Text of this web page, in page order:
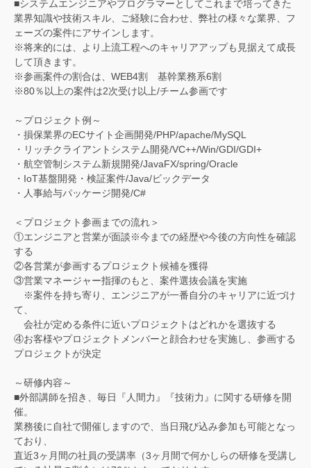
■システムエンジニアやプログラマーとしてこれまで培ってきた
業界知識や技術スキル、ご経験に合わせ、弊社の様々な業界、フ
ェーズの案件にアサインします。
※将来的には、より上流工程へのキャリアアップも見据えて成長
して頂きます。
※参画案件の割合は、WEB4割 基幹業務系6割
※80％以上の案件は2次受け以上/チーム参画です
～プロジェクト例～
・損保業界のECサイト企画開発/PHP/apache/MySQL
・リッチクライアントシステム開発/VC++/Win/GDI/GDI+
・航空管制システム新規開発/JavaFX/spring/Oracle
・IoT基盤開発・検証案件/Java/ビックデータ
・人事給与パッケージ開発/C#
＜プロジェクト参画までの流れ＞
①エンジニアと営業が面談※今までの経歴や今後の方向性を確認
する
②各営業が参画するプロジェクト候補を獲得
③営業マネージャー指揮のもと、案件選抜会議を実施
※案件を持ち寄り、エンジニアが一番自分のキャリアに近づけ
て、
会社が定める条件に近いプロジェクトはどれかを選抜する
④お客様やプロジェクトメンバーと顔合わせを実施し、参画する
プロジェクトが決定
～研修内容～
■外部講師を招き、毎日『人間力』『技術力』に関する研修を開
催。
業務後に自社で開催しますので、当日飛び込み参加も可能となっ
ており、
直近3ヶ月間の社員の受講率（3ヶ月間で何かしらの研修を受講し